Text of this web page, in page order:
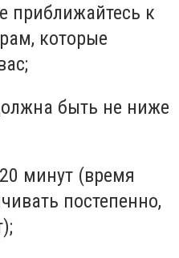
приближайтесь к
которые
быть не ниже
минут (время
постепенно,